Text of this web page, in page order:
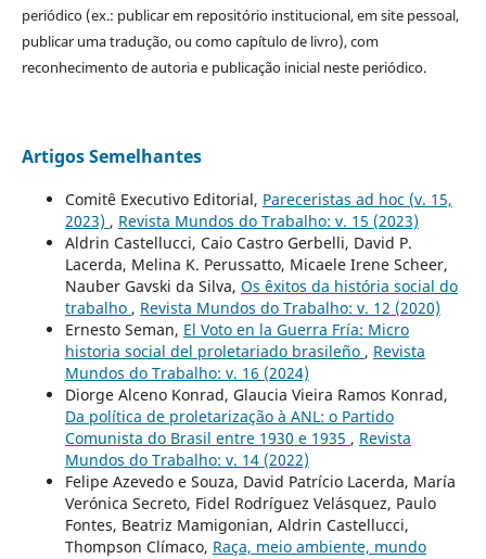
periódico (ex.: publicar em repositório institucional, em site pessoal,
publicar uma tradução, ou como capítulo de livro), com
reconhecimento de autoria e publicação inicial neste periódico.
Artigos Semelhantes
Comitê Executivo Editorial, Pareceristas ad hoc (v. 15,
2023) , Revista Mundos do Trabalho: v. 15 (2023)
Aldrin Castellucci, Caio Castro Gerbelli, David P.
Lacerda, Melina K. Perussatto, Micaele Irene Scheer,
Nauber Gavski da Silva, Os êxitos da história social do
trabalho , Revista Mundos do Trabalho: v. 12 (2020)
Ernesto Seman, El Voto en la Guerra Fría: Micro
historia social del proletariado brasileño , Revista
Mundos do Trabalho: v. 16 (2024)
Diorge Alceno Konrad, Glaucia Vieira Ramos Konrad,
Da política de proletarização à ANL: o Partido
Comunista do Brasil entre 1930 e 1935 , Revista
Mundos do Trabalho: v. 14 (2022)
Felipe Azevedo e Souza, David Patrício Lacerda, María
Verónica Secreto, Fidel Rodríguez Velásquez, Paulo
Fontes, Beatriz Mamigonian, Aldrin Castellucci,
Thompson Clímaco, Raça, meio ambiente, mundo